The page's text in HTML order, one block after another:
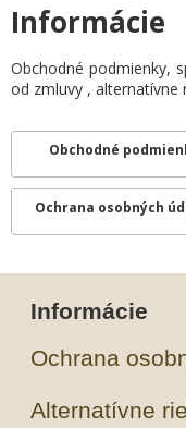
Informácie
Obchodné podmienky,
od zmluvy , alternatívne
Obchodné
Ochrana osobných
Informácie
Ochrana
Alternatívne